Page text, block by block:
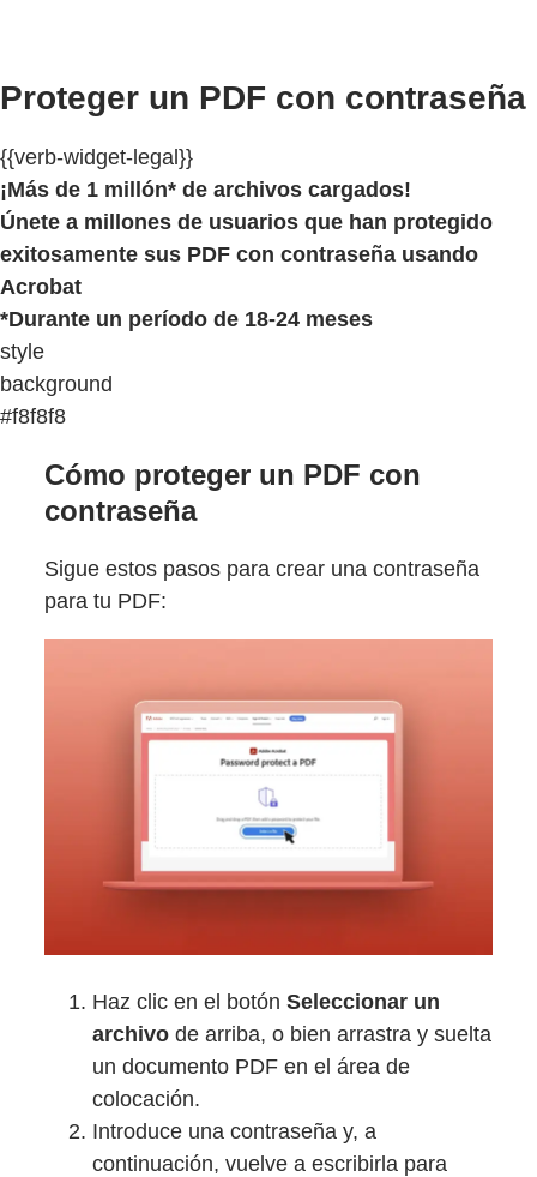
Proteger un PDF con contraseña
{{verb-widget-legal}}
¡Más de 1 millón* de archivos cargados!
Únete a millones de usuarios que han protegido
exitosamente sus PDF con contraseña usando
Acrobat
*Durante un período de 18-24 meses
style
background
#f8f8f8
Cómo proteger un PDF con
contraseña
Sigue estos pasos para crear una contraseña
para tu PDF:
Haz clic en el botónSeleccionar un
archivo de arriba, o bien arrastra y suelta
un documento PDF en el área de
colocación.
Introduce una contraseña y, a
continuación, vuelve a escribirla para